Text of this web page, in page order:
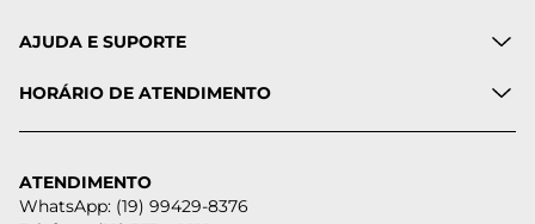
AJUDA E SUPORTE
HORÁRIO DE ATENDIMENTO
ATENDIMENTO
WhatsApp: (19) 99429-8376